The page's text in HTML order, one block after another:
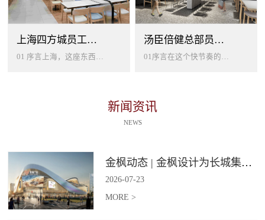
上海四方城员工美食餐厅设计
01 序言上海，这座东西方文化交汇的国际大都市，以其独特的魅力吸引着世界各地的人才。历史与现代、传统与创新在这里交织碰撞...
汤臣倍健总部员工餐厅设计
01序言在这个快节奏的时代工作压力如同无形的紧箍让大家的生活几乎被工作填满现代企业也越来越重视员工的身心健康所以我们始终...
新闻资讯
NEWS
金枫动态 | 金枫设计为长城集团爱情广场打造汽车文化主题美食食集
2026-07-23
MORE >